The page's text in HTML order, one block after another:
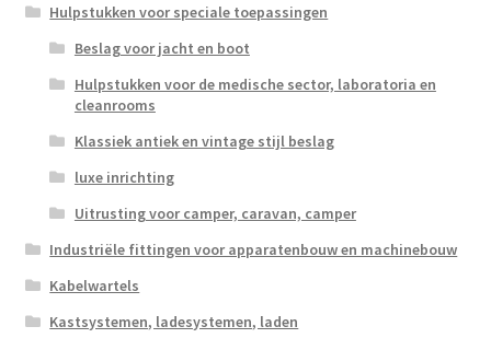
Hulpstukken voor speciale toepassingen
Beslag voor jacht en boot
Hulpstukken voor de medische sector, laboratoria en
cleanrooms
Klassiek antiek en vintage stijl beslag
luxe inrichting
Uitrusting voor camper, caravan, camper
Industriële fittingen voor apparatenbouw en machinebouw
Kabelwartels
Kastsystemen, ladesystemen, laden